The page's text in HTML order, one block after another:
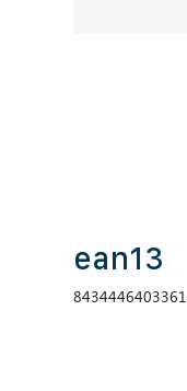
ean13
8434446403361